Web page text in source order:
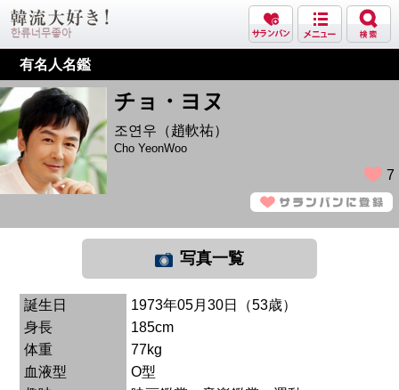
有名人名鑑
チョ・ヨヌ
조연우（趙軟祐）
Cho YeonWoo
7
写真一覧
誕生日
1973年05月30日（53歳）
身長
185cm
体重
77kg
血液型
O型